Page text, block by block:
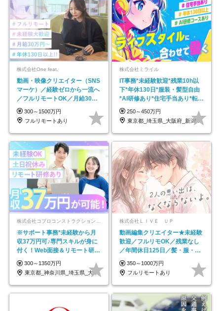
株式会社One feat.
動画・映像クリエイター（SNS
マーケ）／経験ゼロから一流へ
／フルリモートOK／月給30万
円～／年休130日以上
300～1500万円
フルリモートあり
株式会社ミライル
IT事務*未経験歓迎*残業10h以
下*年休130日*服装・髪型自由
*AI研修あり*住宅手当あり*転勤
なし
250～450万円
東京都_埼玉県_大阪府_新潟県_福岡県
※サポート事務*未経験から月
収37万円可♪専門スキルが身に
付く！Web面接＆リモート研修
も充実♪/a
300～1350万円
東京都_神奈川県_埼玉県_大阪府_愛知県…
株式会社ＬＩＶＥ ＵＰ
動画編集クリエイター★未経験
歓迎／フルリモOK／残業なし
／年間休日125日／髪・服・ネ
イル自由／研修充実で安心
350～1000万円
フルリモートあり